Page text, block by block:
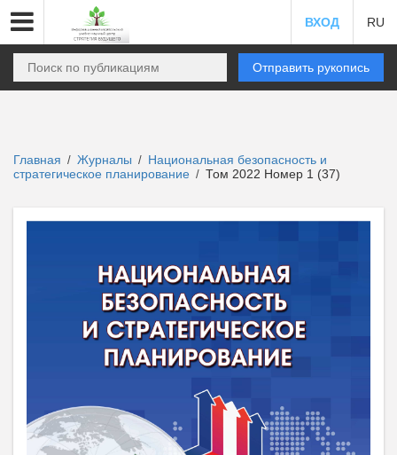
ВХОД RU
Отправить рукопись
Главная / Журналы / Национальная безопасность и
стратегическое планирование / Том 2022 Номер 1 (37)